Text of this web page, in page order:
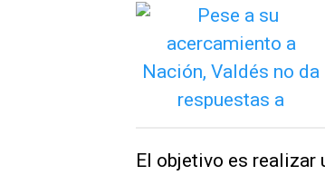
El objetivo es realizar